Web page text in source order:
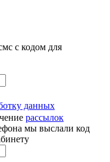
с кодом для
данных
рассылок
мы выслали код